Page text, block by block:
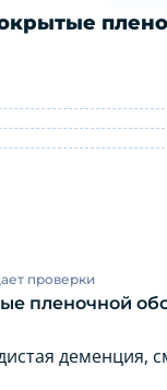
проверки
пленочной
деменция,